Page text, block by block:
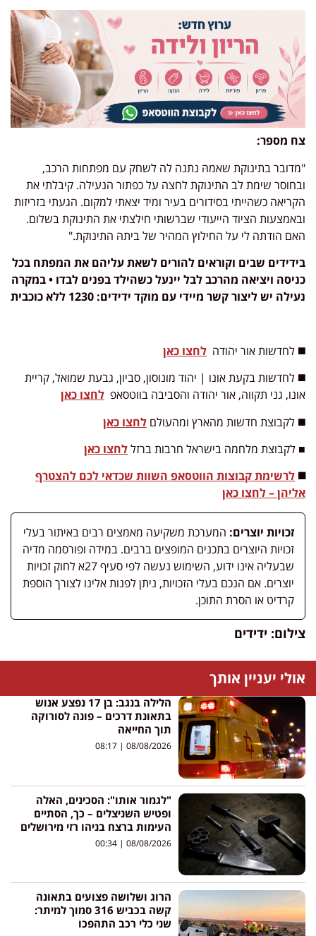
צח מספר:
"מדובר בתינוקת שאמהּ נתנה לה לשחק עם מפתחות הרכב,
ובחוסר שימת לב התינוקת לחצה על כפתור הנעילה. קיבלתי את
הקריאה כשהייתי בסידורים בעיר ומיד יצאתי למקום. הגעתי בזריזות
ובאמצעות הציוד הייעודי שברשותי חילצתי את התינוקת בשלום.
האם הודתה לי על החילוץ המהיר של ביתהּ התינוקת."
בידידים שבים וקוראים להורים לשאת עליהם את המפתח בכל
כניסה ויציאה מהרכב לבל יינעל כשהילד בפנים לבדו • במקרה
נעילה יש ליצור קשר מיידי עם מוקד ידידים: 1230 ללא כוכבית
◼️ לחדשות אור יהודה לחצו כאן
◼️ לחדשותבקעת אונו | יהוד מונוסון, סביון, גבעת שמואל, קריית
אונו, גני תקווה, אור יהודה והסביבה בווטסאפ לחצו כאן
◼️ לקבוצת חדשות מהארץ ומהעולם לחצו כאן
■ לקבוצת מלחמה בישראל חרבות ברזללחצו כאן
◼️ לרשימת קבוצות הווטסאפ השוות שכדאי לכם להצטרף
אליהן – לחצו כאן
זכויות יוצרים: המערכת משקיעה מאמצים רבים באיתור בעלי
זכויות היוצרים בתכנים המופצים ברבים. במידה ופורסמה מדיה
שבעליה אינו ידוע, השימוש נעשה לפי סעיף 27א לחוק זכויות
יוצרים. אם הנכם בעלי הזכויות, ניתן לפנות אלינו לצורך הוספת
קרדיט או הסרת התוכן.
צילום: ידידים
אולי יעניין אותך
הלילה בנגב: בן 17 נפצע אנוש
בתאונת דרכים – פונה לסורוקה
תוך החייאה
08/08/2026
"לגמור אותו": הסכינים, האלה
ופטיש השניצלים – כך, הסתיים
העימות ברצח בניהו רזי מירושלים
08/08/2026
הרוג ושלושה פצועים בתאונה
קשה בכביש 316 סמוך למיתר:
שני כלי רכב התהפכו